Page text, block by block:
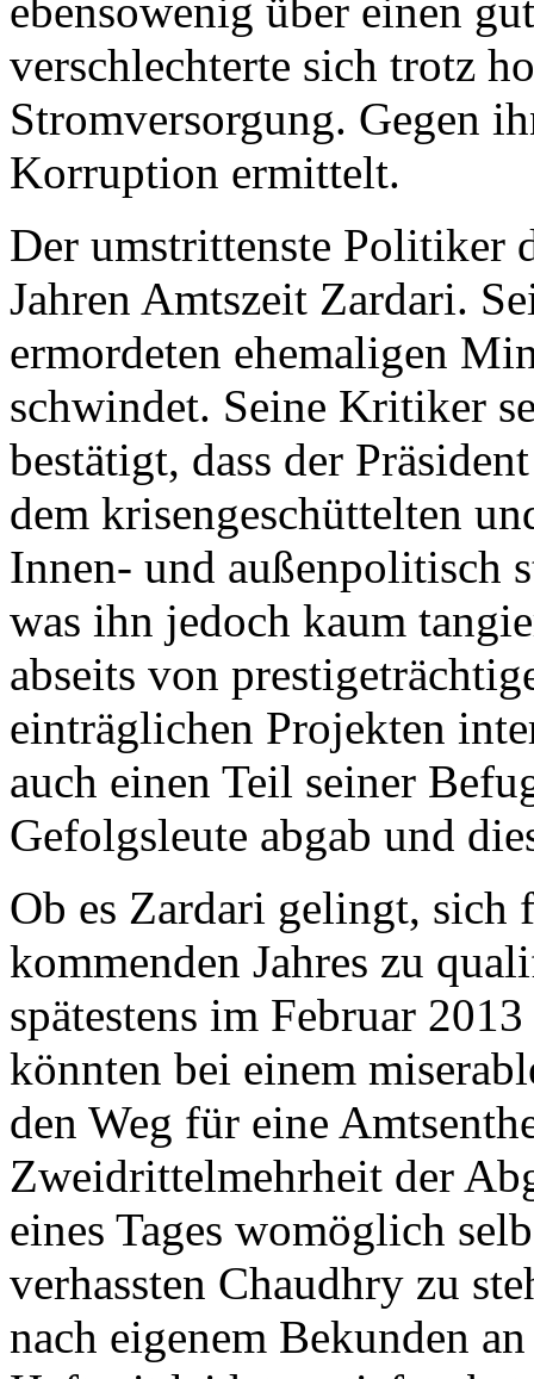
ebensowenig über einen
verschlechterte sich trotz
Stromversorgung. Gegen
Korruption ermittelt.
Der umstrittenste Politiker
Jahren Amtszeit Zardari.
ermordeten ehemaligen
schwindet. Seine Kritiker
bestätigt, dass der
dem krisengeschüttelten
Innen- und außenpolitisch
was ihn jedoch kaum
abseits von
einträglichen Projekten
auch einen Teil seiner
Gefolgsleute abgab und
Ob es Zardari gelingt, sich
kommenden Jahres zu
spätestens im Februar
könnten bei einem
den Weg für eine
Zweidrittelmehrheit der
eines Tages womöglich
verhassten Chaudhry zu
nach eigenem Bekunden